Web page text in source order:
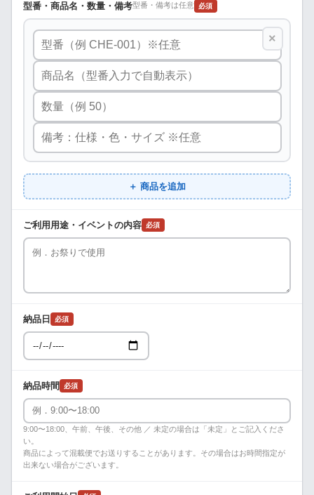
型番・商品名・数量・備考型番・備考は任意 必須
×
＋ 商品を追加
ご利用用途・イベントの内容 必須
納品日 必須
納品時間 必須
9:00〜18:00、午前、午後、その他 ／ 未定の場合は「未定」とご記入くださ
い。
商品によって混載便でお送りすることがあります。その場合はお時間指定が
出来ない場合がございます。